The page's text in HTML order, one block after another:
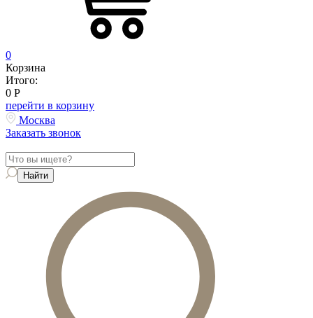
0
Корзина
Итого:
0 Р
перейти в корзину
Москва
Заказать звонок